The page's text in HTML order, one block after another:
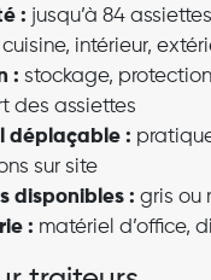
: jusqu’à 84 assiettes
cuisine, intérieur,
: stockage,
des assiettes
déplaçable :
sur site
disponibles : gris ou
: matériel d’office,